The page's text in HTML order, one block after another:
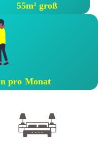
55m² groß
pro Monat